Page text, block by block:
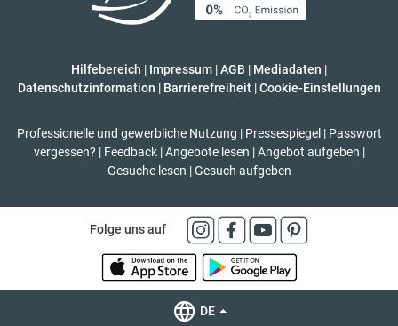
Hilfebereich | Impressum |AGB | Mediadaten |
Datenschutzinformation | Barrierefreiheit | Cookie-Einstellungen
Professionelle und gewerbliche Nutzung | Pressespiegel | Passwort
vergessen? | Feedback | Angebote lesen | Angebot aufgeben |
Gesuche lesen | Gesuch aufgeben
Folge uns auf
DE